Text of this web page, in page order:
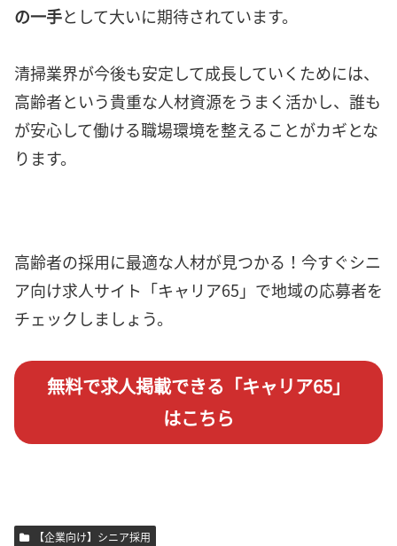
の一手として大いに期待されています。
清掃業界が今後も安定して成長していくためには、
高齢者という貴重な人材資源をうまく活かし、誰も
が安心して働ける職場環境を整えることがカギとな
ります。
高齢者の採用に最適な人材が見つかる！今すぐシニ
ア向け求人サイト「キャリア65」で地域の応募者を
チェックしましょう。
無料で求人掲載できる「キャリア65」
はこちら
【企業向け】シニア採用